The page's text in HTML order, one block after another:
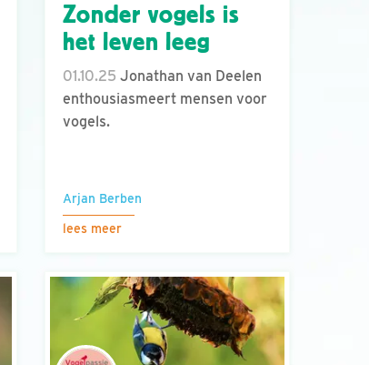
Zonder vogels is
het leven leeg
01.10.25 Jonathan van Deelen
enthousiasmeert mensen voor
vogels.
Arjan Berben
lees meer